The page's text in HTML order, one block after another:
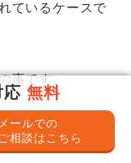
ているケースで
事です。
、債務・債権者
応 無料
メールでの
ご相談はこちら